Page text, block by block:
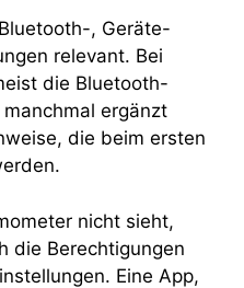
, Geräte-
relevant. Bei
die Bluetooth-
ergänzt
die beim ersten
nicht sieht,
die Berechtigungen
Eine App,